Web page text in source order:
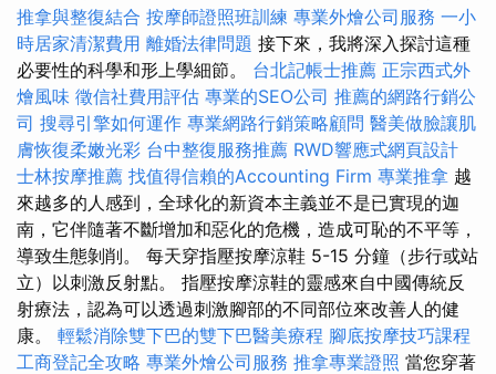
推拿與整復結合 按摩師證照班訓練 專業外燴公司服務 一小
時居家清潔費用 離婚法律問題 接下來，我將深入探討這種
必要性的科學和形上學細節。 台北記帳士推薦 正宗西式外
燴風味 徵信社費用評估 專業的SEO公司 推薦的網路行銷公
司 搜尋引擎如何運作 專業網路行銷策略顧問 醫美做臉讓肌
膚恢復柔嫩光彩 台中整復服務推薦 RWD響應式網頁設計
士林按摩推薦 找值得信賴的Accounting Firm 專業推拿 越
來越多的人感到，全球化的新資本主義並不是已實現的迦
南，它伴隨著不斷增加和惡化的危機，造成可恥的不平等，
導致生態剝削。 每天穿指壓按摩涼鞋 5-15 分鐘（步行或站
立）以刺激反射點。 指壓按摩涼鞋的靈感來自中國傳統反
射療法，認為可以透過刺激腳部的不同部位來改善人的健
康。 輕鬆消除雙下巴的雙下巴醫美療程 腳底按摩技巧課程
工商登記全攻略 專業外燴公司服務 推拿專業證照 當您穿著